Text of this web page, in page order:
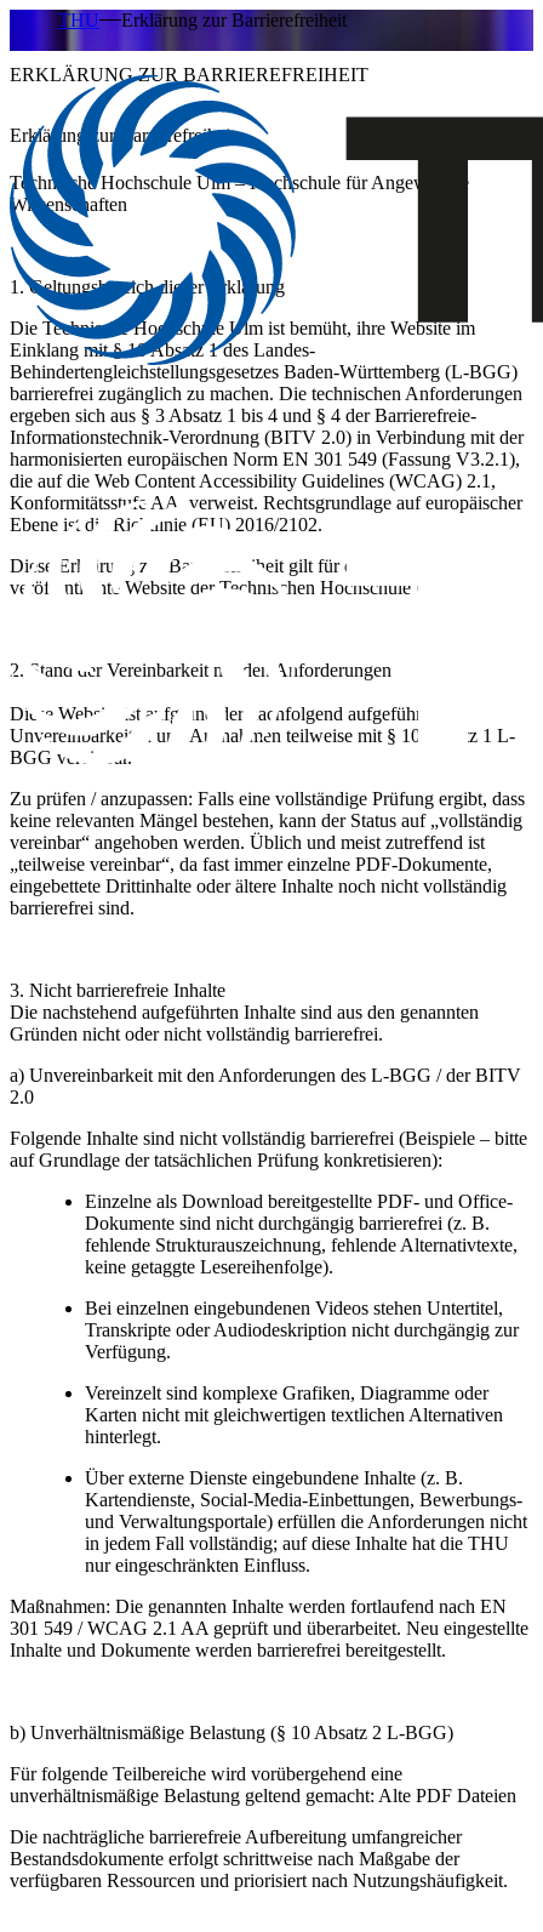
THU Erklärung zur Barrierefreiheit
ERKLÄRUNG ZUR BARRIEREFREIHEIT
Erklärung zur Barrierefreiheit
Technische Hochschule Ulm – Hochschule für Angewandte
Wissenschaften
1. Geltungsbereich dieser Erklärung
Die Technische Hochschule Ulm ist bemüht, ihre Website im
Einklang mit§ 10 Absatz 1 des Landes-
Behindertengleichstellungsgesetzes Baden-Württemberg (L-BGG)
barrierefrei zugänglich zu machen. Die technischen Anforderungen
ergeben sich aus § 3 Absatz 1 bis 4 und § 4 der Barrierefreie-
Informationstechnik-Verordnung (BITV 2.0) in Verbindung mit der
harmonisierten europäischen Norm EN 301 549 (Fassung V3.2.1),
die auf die Web Content Accessibility Guidelines (WCAG) 2.1,
Konformitätsstufe AA, verweist. Rechtsgrundlage auf europäischer
Ebene ist die Richtlinie (EU) 2016/2102.
Diese Erklärung zur Barrierefreiheit gilt für die unter
veröffentlichte Website der Technischen Hochschule Ulm.
2. Stand der Vereinbarkeit mit den Anforderungen
Diese Website ist aufgrund der nachfolgend aufgeführten
Unvereinbarkeiten und Ausnahmen teilweise mit § 10 Absatz 1 L-
BGG vereinbar.
Zu prüfen / anzupassen: Falls eine vollständige Prüfung ergibt, dass
keine relevanten Mängel bestehen, kann der Status auf „vollständig
vereinbar“ angehoben werden. Üblich und meist zutreffend ist
„teilweise vereinbar“, da fast immer einzelne PDF-Dokumente,
eingebettete Drittinhalte oder ältere Inhalte noch nicht vollständig
barrierefrei sind.
3. Nicht barrierefreie Inhalte
Die nachstehend aufgeführten Inhalte sind aus den genannten
Gründen nicht oder nicht vollständig barrierefrei.
a) Unvereinbarkeit mit den Anforderungen des L-BGG / der BITV
2.0
Folgende Inhalte sind nicht vollständig barrierefrei (Beispiele – bitte
auf Grundlage der tatsächlichen Prüfung konkretisieren):
Einzelne als Download bereitgestellte PDF- und Office-
Dokumente sind nicht durchgängig barrierefrei (z. B.
fehlende Strukturauszeichnung, fehlende Alternativtexte,
keine getaggte Lesereihenfolge).
Bei einzelnen eingebundenen Videos stehen Untertitel,
Transkripte oder Audiodeskription nicht durchgängig zur
Verfügung.
Vereinzelt sind komplexe Grafiken, Diagramme oder
Karten nicht mit gleichwertigen textlichen Alternativen
hinterlegt.
Über externe Dienste eingebundene Inhalte (z. B.
Kartendienste, Social-Media-Einbettungen, Bewerbungs-
und Verwaltungsportale) erfüllen die Anforderungen nicht
in jedem Fall vollständig; auf diese Inhalte hat die THU
nur eingeschränkten Einfluss.
Maßnahmen: Die genannten Inhalte werden fortlaufend nach EN
301 549 / WCAG 2.1 AA geprüft und überarbeitet. Neu eingestellte
Inhalte und Dokumente werden barrierefrei bereitgestellt.
b) Unverhältnismäßige Belastung (§ 10 Absatz 2 L-BGG)
Für folgende Teilbereiche wird vorübergehend eine
unverhältnismäßige Belastung geltend gemacht: Alte PDF Dateien
Die nachträgliche barrierefreie Aufbereitung umfangreicher
Bestandsdokumente erfolgt schrittweise nach Maßgabe der
verfügbaren Ressourcen und priorisiert nach Nutzungshäufigkeit.